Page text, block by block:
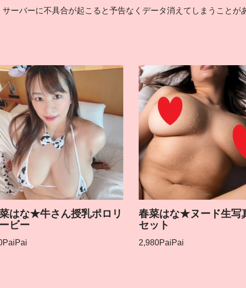
ーバーに不具合が起こると予告なくデータ消えてしまうことが
はな★牛さん授乳ポロリ
ビー
PaiPai
春菜はな★ヌード生写
セット
2,980PaiPai